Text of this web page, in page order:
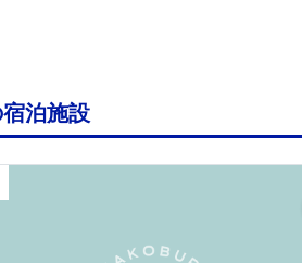
泊施設